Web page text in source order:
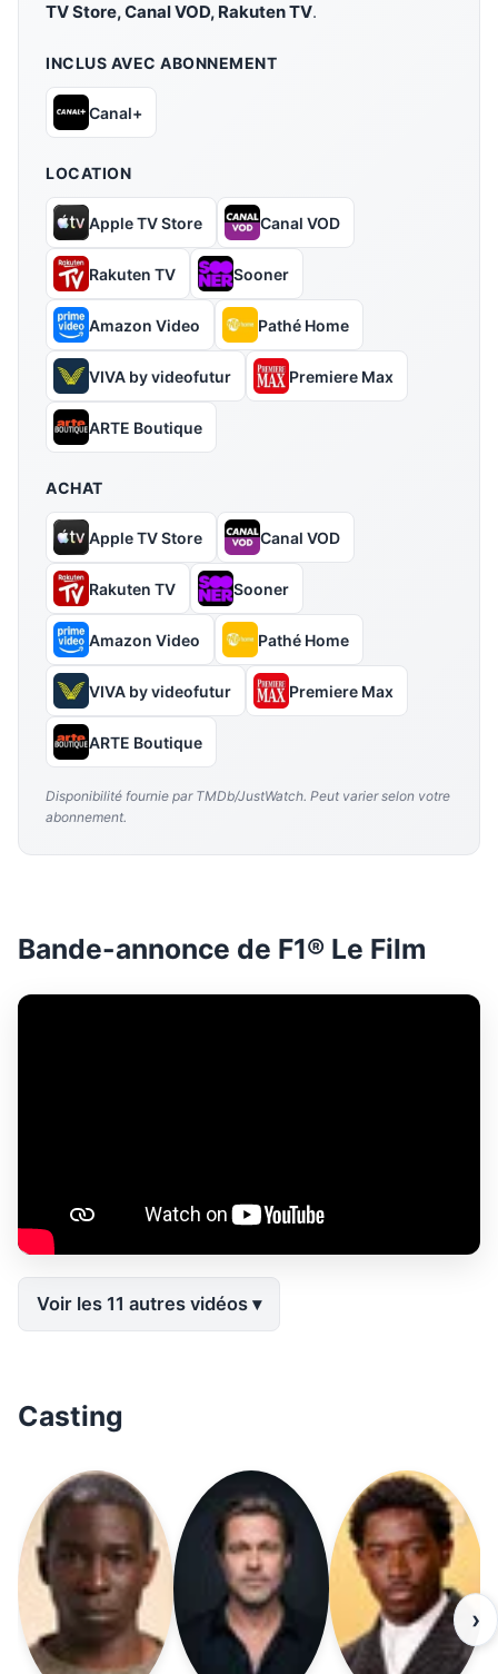
TV Store, Canal VOD, Rakuten TV.
INCLUS AVEC ABONNEMENT
Canal+
LOCATION
Apple TV Store Canal VOD
Rakuten TV Sooner
Amazon Video Pathé Home
VIVA by videofutur Premiere Max
ARTE Boutique
ACHAT
Apple TV Store Canal VOD
Rakuten TV Sooner
Amazon Video Pathé Home
VIVA by videofutur Premiere Max
ARTE Boutique
Disponibilité fournie par TMDb/JustWatch. Peut varier selon votre
abonnement.
Bande-annonce de F1® Le Film
Voir les 11 autres vidéos
Casting
›